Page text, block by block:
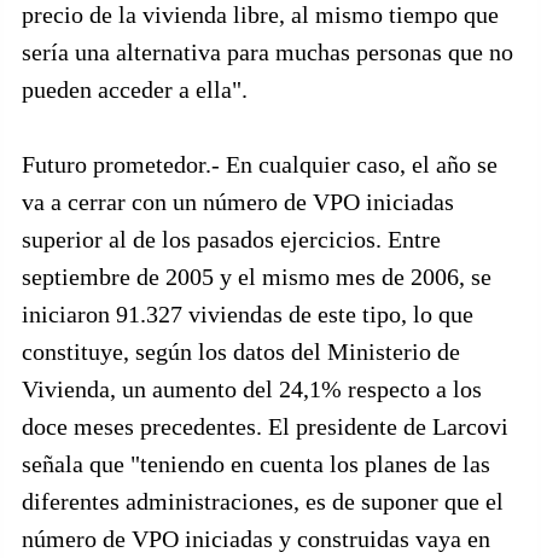
precio de la vivienda libre, al mismo tiempo que
sería una alternativa para muchas personas que no
pueden acceder a ella".
Futuro prometedor.- En cualquier caso, el año se
va a cerrar con un número de VPO iniciadas
superior al de los pasados ejercicios. Entre
septiembre de 2005 y el mismo mes de 2006, se
iniciaron 91.327 viviendas de este tipo, lo que
constituye, según los datos del Ministerio de
Vivienda, un aumento del 24,1% respecto a los
doce meses precedentes. El presidente de Larcovi
señala que "teniendo en cuenta los planes de las
diferentes administraciones, es de suponer que el
número de VPO iniciadas y construidas vaya en